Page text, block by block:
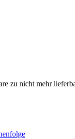
zu nicht mehr